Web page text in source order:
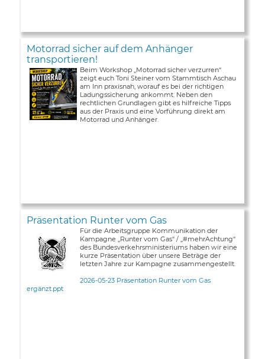
Motorrad sicher auf dem Anhänger
transportieren!
Beim Workshop „Motorrad sicher verzurren“
zeigt euch Toni Steiner vom Stammtisch Aschau
am Inn praxisnah, worauf es bei der richtigen
Ladungssicherung ankommt. Neben den
rechtlichen Grundlagen gibt es hilfreiche Tipps
aus der Praxis und eine Vorführung direkt am
Motorrad und Anhänger.
Präsentation Runter vom Gas
Für die Arbeitsgruppe Kommunikation der
Kampagne „Runter vom Gas“ / „#mehrAchtung“
des Bundesverkehrsministeriums haben wir eine
kurze Präsentation über unsere Beträge der
letzten Jahre zur Kampagne zusammengestellt.
2026-05-23 Präsentation Runter vom Gas
ergänzt.ppt